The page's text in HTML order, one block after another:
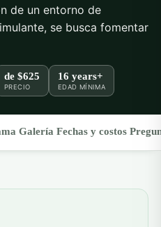
de un entorno de
se busca fomentar
de $625
PRECIO
16 years+
EDAD MÍNIMA
Galería Fechas y costos